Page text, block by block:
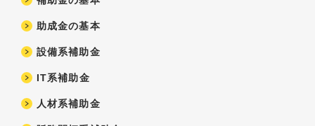
助成金の基本
設備系補助金
IT系補助金
人材系補助金